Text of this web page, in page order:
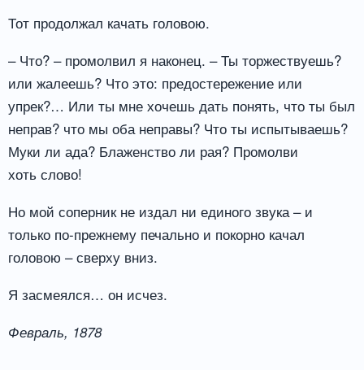
Тот продолжал качать головою.
– Что? – промолвил я наконец. – Ты торжествуешь?
или жалеешь? Что это: предостережение или
упрек?… Или ты мне хочешь дать понять, что ты был
неправ? что мы оба неправы? Что ты испытываешь?
Муки ли ада? Блаженство ли рая? Промолви
хоть слово!
Но мой соперник не издал ни единого звука – и
только по-прежнему печально и покорно качал
головою – сверху вниз.
Я засмеялся… он исчез.
Февраль, 1878